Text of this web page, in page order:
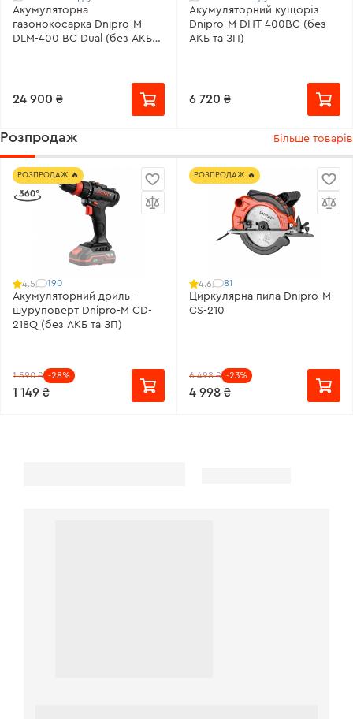
49999
Акумуляторна
газонокосарка Dnipro-M
DLM-400 BC Dual (без АКБ
24 900 ₴
Акумуляторний кущоріз
Dnipro-M DHT-400BC (без
АКБ та ЗП)
6 720 ₴
Розпродаж Більше товарів
РОЗПРОДАЖ 🔥
4.5 190
Акумуляторний дриль-
шуруповерт Dnipro-M CD-
218Q (без АКБ та ЗП)
1 590 ₴ -28%
1 149 ₴
РОЗПРОДАЖ 🔥
4.6 81
Циркулярна пила Dnipro-M
CS-210
6 498 ₴ -23%
4 998 ₴